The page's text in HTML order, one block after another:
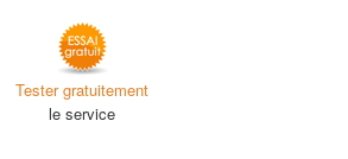
Tester gratuitement
le service